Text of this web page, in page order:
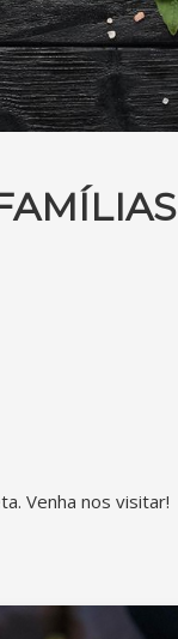
Venha nos visitar!